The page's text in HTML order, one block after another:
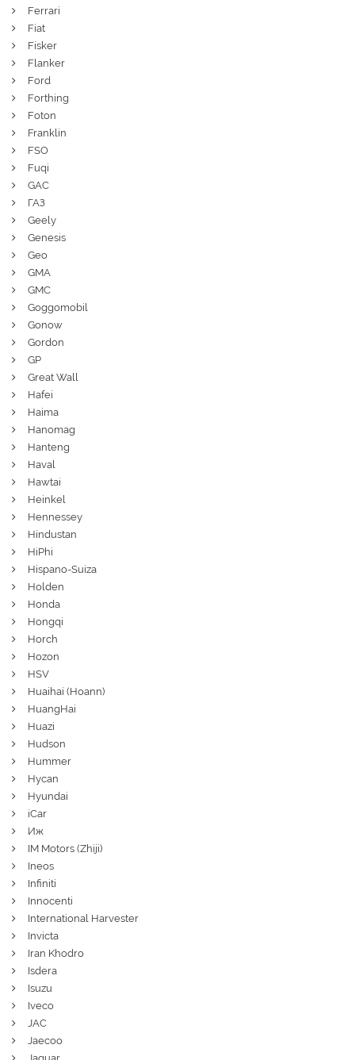
Ferrari
Fiat
Fisker
Flanker
Ford
Forthing
Foton
Franklin
FSO
Fuqi
GAC
ГАЗ
Geely
Genesis
Geo
GMA
GMC
Goggomobil
Gonow
Gordon
GP
Great Wall
Hafei
Haima
Hanomag
Hanteng
Haval
Hawtai
Heinkel
Hennessey
Hindustan
HiPhi
Hispano-Suiza
Holden
Honda
Hongqi
Horch
Hozon
HSV
Huaihai (Hoann)
HuangHai
Huazi
Hudson
Hummer
Hycan
Hyundai
iCar
Иж
IM Motors (Zhiji)
Ineos
Infiniti
Innocenti
International Harvester
Invicta
Iran Khodro
Isdera
Isuzu
Iveco
JAC
Jaecoo